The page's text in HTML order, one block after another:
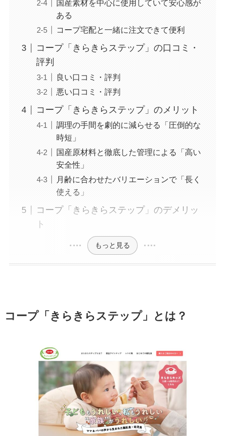
国産素材を中心に使用していて安心感が
ある
コープ宅配と一緒に注文できて便利
コープ「きらきらステップ」の口コミ・
評判
良い口コミ・評判
悪い口コミ・評判
コープ「きらきらステップ」のメリット
調理の手間を劇的に減らせる「圧倒的な
時短」
国産原材料と徹底した管理による「高い
安全性」
月齢に合わせたバリエーションで「長く
使える」
コープ「きらきらステップ」のデメリッ
ト
もっと見る
コープ「きらきらステップ」とは？